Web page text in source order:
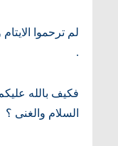
لم ترحموا الايتام
فكيف بالله عليكم
السلام والغنى ؟